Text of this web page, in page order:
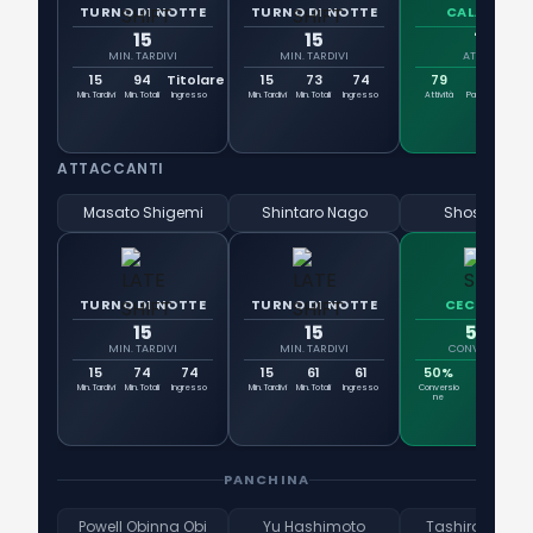
TURNO DI NOTTE
15
MIN. TARDIVI
15
Min. Tardivi
94
Min. Totali
Titolare
Ingresso
TURNO DI NOTTE
15
MIN. TARDIVI
15
Min. Tardivi
73
Min. Totali
74
Ingresso
CALAMITA
79
ATTIVITÀ
79
Attività Passaggi
ATTACCANTI
Masato Shigemi
TURNO DI NOTTE
15
MIN. TARDIVI
15
Min. Tardivi
74
Min. Totali
74
Ingresso
Shintaro Nago
TURNO DI NOTTE
15
MIN. TARDIVI
15
Min. Tardivi
61
Min. Totali
61
Ingresso
Shosei Usui
CECCHINO
50%
CONVERSIONE
50%
Conversio
ne
PANCHINA
Powell Obinna Obi Yu Hashimoto Tashiro